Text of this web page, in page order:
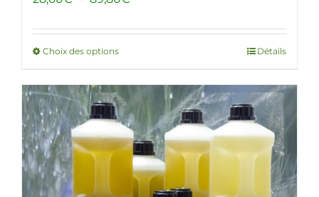
prix :
89,80€
Choix des optionsCe
a
plusieurs
variations.
Les
options
peuvent
être
Détails